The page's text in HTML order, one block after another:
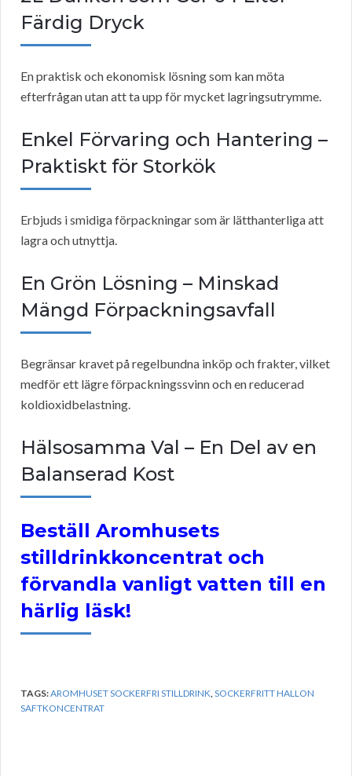
Färdig Dryck
En praktisk och ekonomisk lösning som kan möta
efterfrågan utan att ta upp för mycket lagringsutrymme.
Enkel Förvaring och Hantering –
Praktiskt för Storkök
Erbjuds i smidiga förpackningar som är lätthanterliga att
lagra och utnyttja.
En Grön Lösning – Minskad
Mängd Förpackningsavfall
Begränsar kravet på regelbundna inköp och frakter, vilket
medför ett lägre förpackningssvinn och en reducerad
koldioxidbelastning.
Hälsosamma Val – En Del av en
Balanserad Kost
Beställ Aromhusets
stilldrinkkoncentrat och
förvandla vanligt vatten till en
härlig läsk!
TAGS:AROMHUSET SOCKERFRI STILLDRINK,SOCKERFRITT HALLON
SAFTKONCENTRAT